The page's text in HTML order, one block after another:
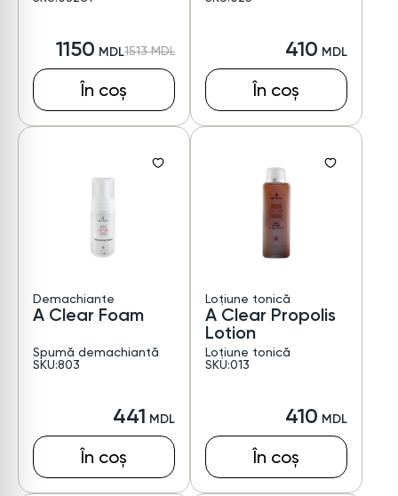
1513
1150
În coș
410
În coș
Demachiante
A Clear Foam
Spumă demachiantă
SKU:803
441
În coș
Loțiune tonică
A Clear Propolis
Lotion
Loțiune tonică
SKU:013
410
În coș